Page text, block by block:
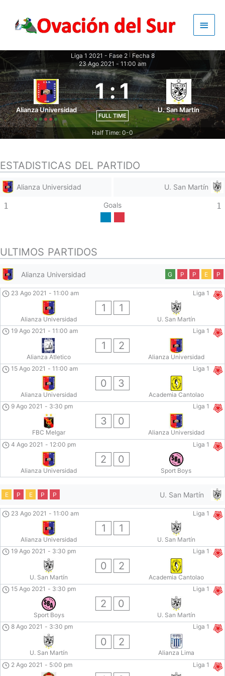
content
Main
Liga 1 2021 - Fase 2
Fecha 8
23 Ago 2021 - 11:00 am
Alianza Universidad
1:1
FULL TIME
U. San Martín
Half Time: 0-0
ESTADISTICAS DEL PARTIDO
Alianza Universidad U. San Martín
1 Goals 1
ULTIMOS PARTIDOS
Alianza Universidad G P P E P
Liga 1
23 Ago 2021 - 11:00 am
Alianza Universidad
1 1
U. San Martín
Liga 1
19 Ago 2021 - 11:00 am
Alianza Atletico
1 2
Alianza Universidad
Liga 1
15 Ago 2021 - 11:00 am
Alianza Universidad
0 3
Academia Cantolao
Liga 1
9 Ago 2021 - 3:30 pm
FBC Melgar
3 0
Alianza Universidad
Liga 1
4 Ago 2021 - 12:00 pm
Alianza Universidad
2 0
Sport Boys
U. San Martín
E P E P P
Liga 1
23 Ago 2021 - 11:00 am
Alianza Universidad
1 1
U. San Martín
Liga 1
19 Ago 2021 - 3:30 pm
U. San Martín
0 2
Academia Cantolao
Liga 1
15 Ago 2021 - 3:30 pm
Sport Boys
2 0
U. San Martín
Liga 1
8 Ago 2021 - 3:30 pm
U. San Martín
0 2
Alianza Lima
Liga 1
2 Ago 2021 - 5:00 pm